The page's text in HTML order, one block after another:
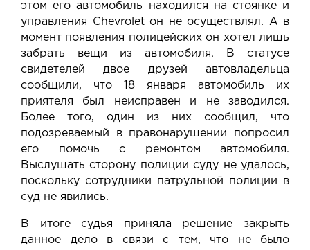
этом его автомобиль находился на стоянке и
управления Chevrolet он не осуществлял. А в
момент появления полицейских он хотел лишь
забрать вещи из автомобиля. В статусе
свидетелей двое друзей автовладельца
сообщили, что 18 января автомобиль их
приятеля был неисправен и не заводился.
Более того, один из них сообщил, что
подозреваемый в правонарушении попросил
его помочь с ремонтом автомобиля.
Выслушать сторону полиции суду не удалось,
поскольку сотрудники патрульной полиции в
суд не явились.
В итоге судья приняла решение закрыть
данное дело в связи с тем, что не было